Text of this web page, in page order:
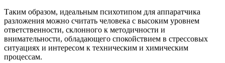
Таким образом, идеальным психотипом для аппаратчика
разложения можно считать человека с высоким уровнем
ответственности, склонного к методичности и
внимательности, обладающего спокойствием в стрессовых
ситуациях и интересом к техническим и химическим
процессам.